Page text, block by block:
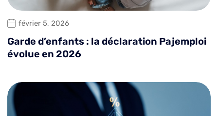
février 5, 2026
Garde d’enfants : la déclaration Pajemploi
évolue en 2026